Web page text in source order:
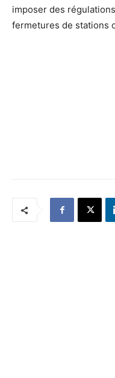
imposer des
fermetures de stations